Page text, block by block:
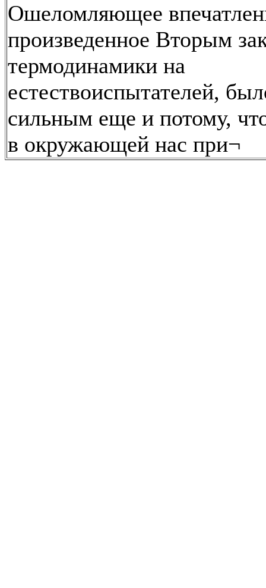
Ошеломляющее
произведенное Вторым
термодинамики на
естествоиспытателей,
сильным еще и потому,
в окружающей нас при¬